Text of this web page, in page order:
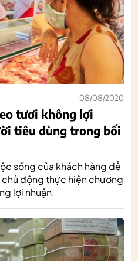
08/08/2020
tươi không lợi
tiêu dùng trong bối
sống của khách hàng dễ
động thực hiện chương
lợi nhuận.